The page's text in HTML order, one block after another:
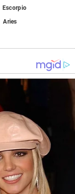
Escorpio
Aries